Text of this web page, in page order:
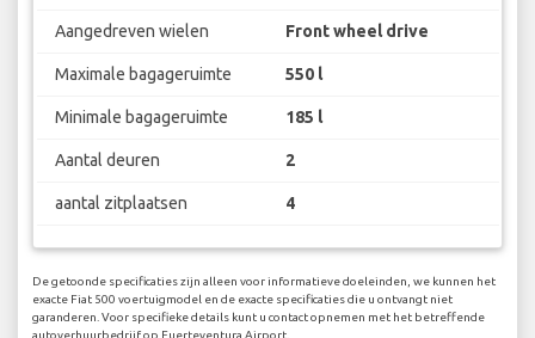
Aangedreven wielen Front wheel drive
Maximale bagageruimte 550 l
Minimale bagageruimte 185 l
Aantal deuren 2
aantal zitplaatsen 4
De getoonde specificaties zijn alleen voor informatieve doeleinden, we kunnen het
exacte Fiat 500 voertuigmodel en de exacte specificaties die u ontvangt niet
garanderen. Voor specifieke details kunt u contact opnemen met het betreffende
autoverhuurbedrijf op Fuerteventura Airport.